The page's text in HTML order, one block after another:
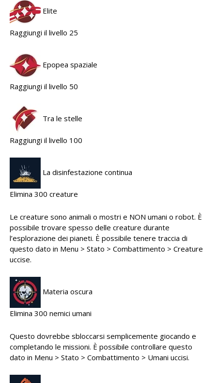
Elite
Raggiungi il livello 25
Epopea spaziale
Raggiungi il livello 50
Tra le stelle
Raggiungi il livello 100
La disinfestazione continua
Elimina 300 creature
Le creature sono animali o mostri e NON umani o robot. È
possibile trovare spesso delle creature durante
l’esplorazione dei pianeti. È possibile tenere traccia di
questo dato in Menu > Stato > Combattimento > Creature
uccise.
Materia oscura
Elimina 300 nemici umani
Questo dovrebbe sbloccarsi semplicemente giocando e
completando le missioni. È possibile controllare questo
dato in Menu > Stato > Combattimento > Umani uccisi.